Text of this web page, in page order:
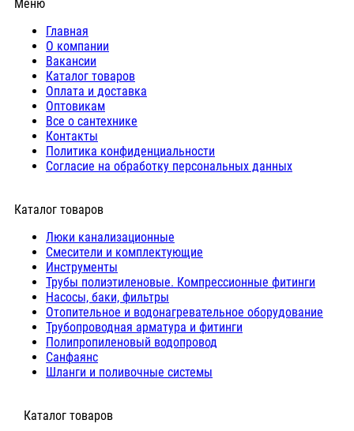
Меню
Главная
О компании
Вакансии
Каталог товаров
Оплата и доставка
Оптовикам
Все о сантехнике
Контакты
Политика конфиденциальности
Согласие на обработку персональных данных
Каталог товаров
Люки канализационные
Cмесители и комплектующие
Инструменты
Трубы полиэтиленовые. Компрессионные фитинги
Насосы, баки, фильтры
Отопительное и водонагревательное оборудование
Трубопроводная арматура и фитинги
Полипропиленовый водопровод
Санфаянс
Шланги и поливочные системы
⠀Каталог товаров